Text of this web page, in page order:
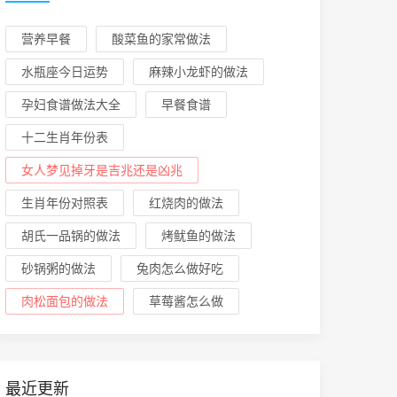
营养早餐 酸菜鱼的家常做法
水瓶座今日运势 麻辣小龙虾的做法
孕妇食谱做法大全 早餐食谱
十二生肖年份表
女人梦见掉牙是吉兆还是凶兆
生肖年份对照表 红烧肉的做法
胡氏一品锅的做法 烤鱿鱼的做法
砂锅粥的做法 兔肉怎么做好吃
肉松面包的做法 草莓酱怎么做
最近更新